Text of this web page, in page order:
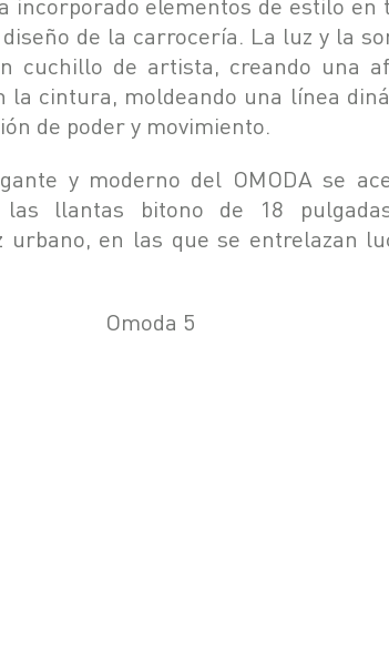
de la carrocería. La luz y la
cuchillo de artista, creando una
la cintura, moldeando una línea
de poder y movimiento.
y moderno del OMODA se
llantas bitono de 18
urbano, en las que se entrelazan